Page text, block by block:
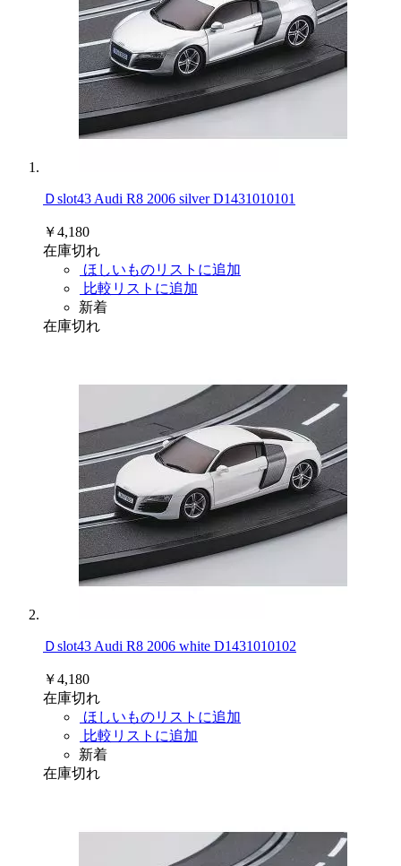
Ｄslot43 Audi R8 2006 silver D1431010101
￥4,180
在庫切れ
ほしいものリストに追加
比較リストに追加
新着
在庫切れ
Ｄslot43 Audi R8 2006 white D1431010102
￥4,180
在庫切れ
ほしいものリストに追加
比較リストに追加
新着
在庫切れ